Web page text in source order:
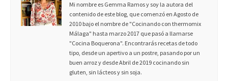
Mi nombre es Gemma Ramos y soy la autora del
contenido de este blog, que comenzó en Agosto de
2010 bajo el nombre de "Cocinando con thermomix
Málaga" hasta marzo 2017 que pasó a llamarse
"Cocina Boquerona". Encontrarás recetas de todo
tipo, desde un apertivo a un postre, pasando por un
buen arroz y desde Abril de 2019 cocinando sin
gluten, sin lácteos y sin soja.